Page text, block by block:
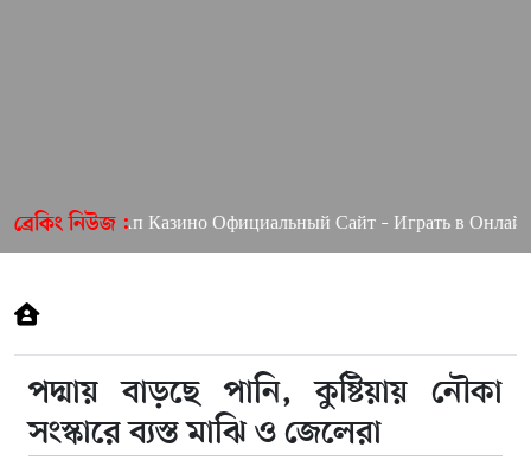
ব্রেকিং নিউজ :
Пин Ап Казино Официальный Сайт – Играть в Онлайн
পদ্মায় বাড়ছে পানি, কুষ্টিয়ায় নৌকা
সংস্কারে ব্যস্ত মাঝি ও জেলেরা